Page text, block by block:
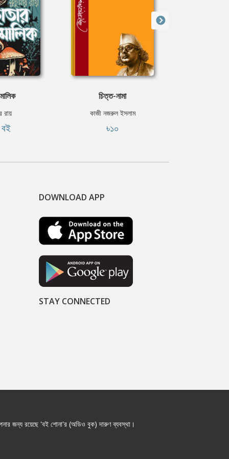
রায়
চিত্ত-নামা
কাজী নজরুল ইসলাম
৳১০
DOWNLOAD APP
STAY CONNECTED
জন্য রয়েছে 'বই শোনা'র (অডিও বুক) দারুণ ব্যবস্থা।